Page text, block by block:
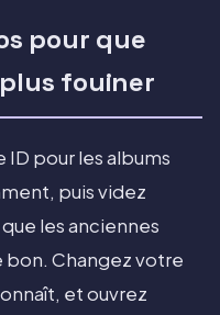
pour que
fouiner
pour les albums
puis videz
les anciennes
bon. Changez votre
et ouvrez